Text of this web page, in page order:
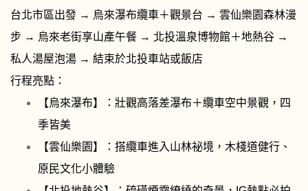
台北市區出發 → 烏來瀑布纜車＋觀景台 → 雲仙樂園森林漫
步 → 烏來老街享山產午餐 → 北投溫泉博物館＋地熱谷 →
私人湯屋泡湯 → 結束於北投車站或飯店
行程亮點：
【烏來瀑布】：壯觀高落差瀑布＋纜車空中景觀，四
季皆美
【雲仙樂園】：搭纜車進入山林祕境，木棧道健行、
原民文化小體驗